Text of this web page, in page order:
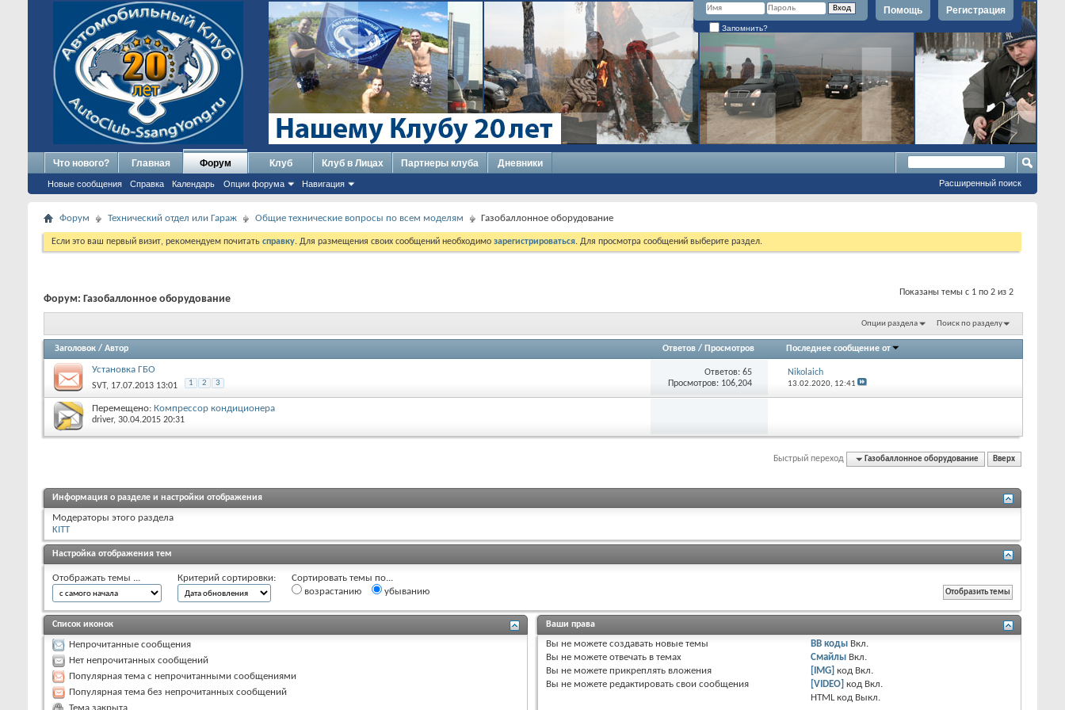
Регистрация
Помощь
Запомнить?
Что нового? Главная Форум
Новые сообщения Справка Календарь Опции форума Навигация
Клуб Клуб в Лицах Партнеры клуба Дневники
Расширенный поиск
Форум Технический отдел или Гараж Общие технические вопросы по всем моделям Газобаллонное оборудование
Если это ваш первый визит, рекомендуем почитать справку. Для размещения своих сообщений необходимо зарегистрироваться. Для просмотра сообщений выберите раздел.
Показаны темы с 1 по 2 из 2
Форум: Газобаллонное оборудование
Опции раздела Поиск по разделу
Заголовок / Автор Ответов / Просмотров Последнее сообщение от
Установка ГБО
SVT, 17.07.2013 13:01 1 2 3
Ответов:65
Просмотров: 106,204
Nikolaich
13.02.2020, 12:41
Перемещено: Компрессор кондиционера
driver, 30.04.2015 20:31
Быстрый переход Газобаллонное оборудование Вверх
Информация о разделе и настройки отображения
Модераторы этого раздела
KITT
Настройка отображения тем
Отображать темы ... Критерий сортировки:
Сортировать темы по...
возрастанию
убыванию
Список иконок
Непрочитанные сообщения
Нет непрочитанных сообщений
Популярная тема с непрочитанными сообщениями
Популярная тема без непрочитанных сообщений
Тема закрыта
Ваши права
Вы не можете создавать новые темы
Вы не можете отвечать в темах
Вы не можете прикреплять вложения
Вы не можете редактировать свои сообщения
BB коды Вкл.
Смайлы Вкл.
[IMG] код Вкл.
[VIDEO] код Вкл.
HTML код Выкл.